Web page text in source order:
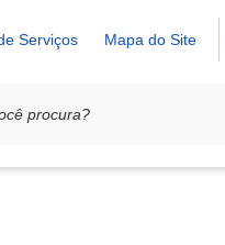
Serviços Mapa do Site